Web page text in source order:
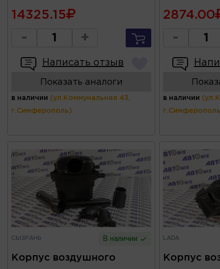
14325.15
- +
Написать отзыв
Показать аналоги
в наличии (ул.Коммунальная 43,
г.Симферополь)
2874.00
-
в наличии
СЫЗРАНЬ В наличии
Корпус воздушного
LADA
Корпус